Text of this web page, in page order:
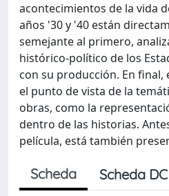
acontecimientos de la vida
años '30 y '40 están
semejante al primero,
histórico-político de los
con su producción. En
el punto de vista de la
obras, como la
dentro de las historias.
película, está también
Scheda Scheda DC